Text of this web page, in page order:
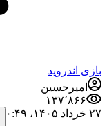
بازی اندروید
امیرحسین
۱۳۷٬۸۶۶
۲۷ خرداد ۱۴۰۵،‏ ۰:۴۹